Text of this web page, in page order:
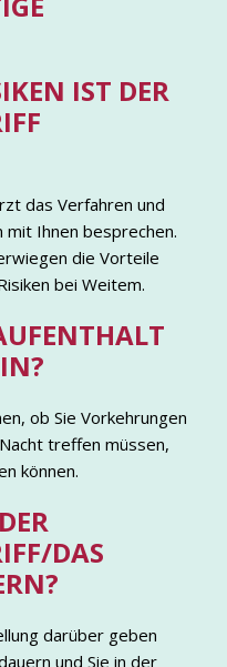
IST DER
das Verfahren und
mit Ihnen besprechen.
die Vorteile
bei Weitem.
ob Sie Vorkehrungen
treffen müssen,
können.
DAS
darüber geben
und Sie in der